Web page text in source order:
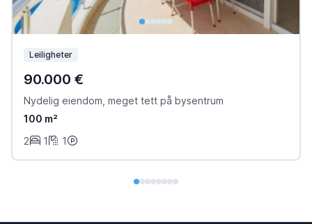
Leiligheter
90.000 €
Nydelig eiendom, meget tett på bysentrum
100 m²
2
1 1